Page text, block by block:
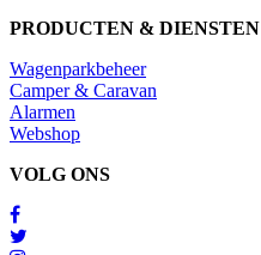
PRODUCTEN & DIENSTEN
Wagenparkbeheer
Camper & Caravan
Alarmen
Webshop
VOLG ONS